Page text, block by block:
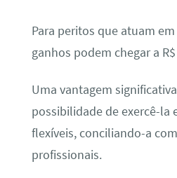
Para peritos que atuam
ganhos podem chegar a
Uma vantagem
possibilidade de exercê-la
flexíveis, conciliando-a
profissionais.